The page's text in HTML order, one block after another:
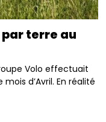
terre au
Volo effectuait
d’Avril. En réalité